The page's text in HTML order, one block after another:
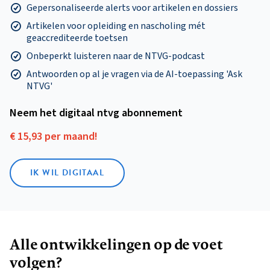
Gepersonaliseerde alerts voor artikelen en dossiers
Artikelen voor opleiding en nascholing mét
geaccrediteerde toetsen
Onbeperkt luisteren naar de NTVG-podcast
Antwoorden op al je vragen via de AI-toepassing 'Ask
NTVG'
Neem het digitaal ntvg abonnement
€ 15,93 per maand!
IK WIL DIGITAAL
Alle ontwikkelingen op de voet
volgen?